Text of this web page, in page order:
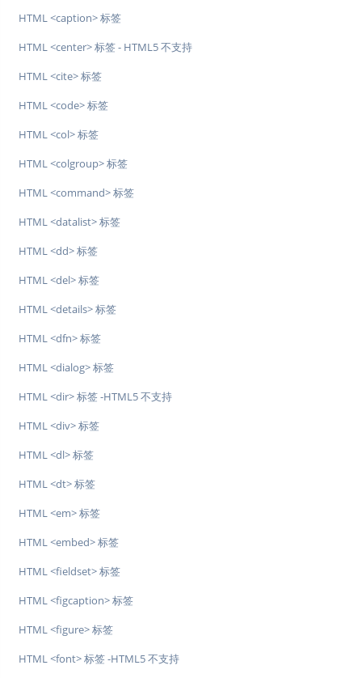
HTML <caption> 标签
HTML <center> 标签 - HTML5 不支持
HTML <cite> 标签
HTML <code> 标签
HTML <col> 标签
HTML <colgroup> 标签
HTML <command> 标签
HTML <datalist> 标签
HTML <dd> 标签
HTML <del> 标签
HTML <details> 标签
HTML <dfn> 标签
HTML <dialog> 标签
HTML <dir> 标签 -HTML5 不支持
HTML <div> 标签
HTML <dl> 标签
HTML <dt> 标签
HTML <em> 标签
HTML <embed> 标签
HTML <fieldset> 标签
HTML <figcaption> 标签
HTML <figure> 标签
HTML <font> 标签 -HTML5 不支持